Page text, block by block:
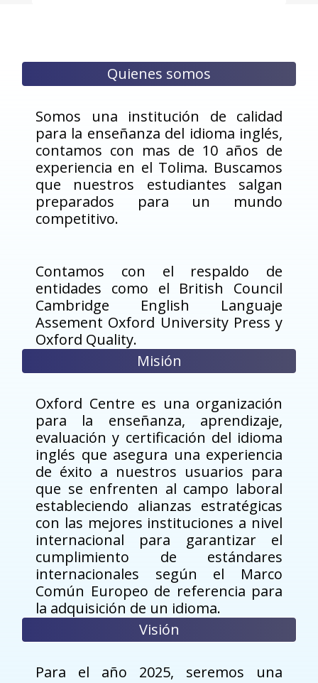
Quienes somos
Somos una institución de calidad
para la enseñanza del idioma inglés,
contamos con mas de 10 años de
experiencia en el Tolima. Buscamos
que nuestros estudiantes salgan
preparados para un mundo
competitivo.
Contamos con el respaldo de
entidades como el British Council
Cambridge English Languaje
Assement Oxford University Press y
Oxford Quality.
Misión
Oxford Centre es una organización
para la enseñanza, aprendizaje,
evaluación y certificación del idioma
inglés que asegura una experiencia
de éxito a nuestros usuarios para
que se enfrenten al campo laboral
estableciendo alianzas estratégicas
con las mejores instituciones a nivel
internacional para garantizar el
cumplimiento de estándares
internacionales según el Marco
Común Europeo de referencia para
la adquisición de un idioma.
Visión
Para el año 2025, seremos una